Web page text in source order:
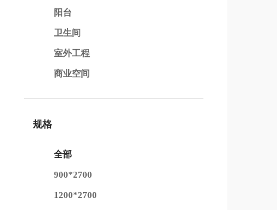
阳台
卫生间
室外工程
商业空间
规格
全部
900*2700
1200*2700